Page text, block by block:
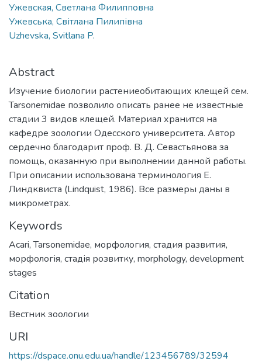
Ужевская, Светлана Филипповна
Ужевська, Світлана Пилипівна
Uzhevska, Svitlana P.
Abstract
Изучение биологии растениеобитающих клещей сем.
Tarsonemidae позволило описать ранее не известные
стадии 3 видов клещей. Материал хранится на
кафедре зоологии Одесского университета. Автор
сердечно благодарит проф. В. Д. Севастьянова за
помощь, оказанную при выполнении данной работы.
При описании использована терминология Е.
Линдквиста (Lindquist, 1986). Все размеры даны в
микрометрах.
Keywords
Acari,Tarsonemidae, морфология, стадия развития,
морфологія, стадія розвитку, morphology, development
stages
Citation
Вестник зоологии
URI
https://dspace.onu.edu.ua/handle/123456789/32594